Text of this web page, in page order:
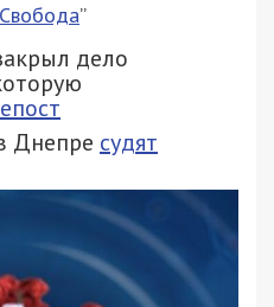
”
дело
Днепре судят